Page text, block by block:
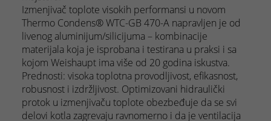
Izmenjivač toplote visokih performansi u novom
Thermo Condens® WTC-GB 470-A napravljen je od
livenog aluminijum/silicijuma – kombinacije
materijala koja je isprobana i testirana u praksi i sa
kojom Weishaupt ima više od 20 godina iskustva.
Prednosti: visoka toplotna provodljivost, efikasnost,
robusnost i izdržljivost. Optimizovani hidraulički
protok u izmenjivaču toplote obezbeđuje da se svi
delovi kotla zagrevaju ravnomerno i da je ventilacija